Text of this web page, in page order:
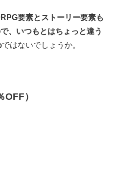
要素とストーリー要素も
、いつもとはちょっと違う
ではないでしょうか。
）